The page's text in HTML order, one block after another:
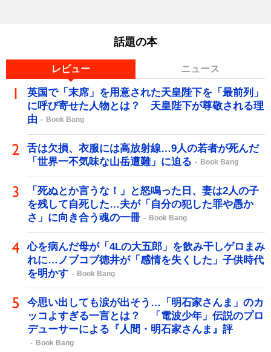
話題の本
レビュー ニュース
英国で「末席」を用意された天皇陛下を「最前列」
に呼び寄せた人物とは？ 天皇陛下が尊敬される理
由
Book Bang
舌は欠損、衣服には高放射線…9人の若者が死んだ
「世界一不気味な山岳遭難」に迫る
Book Bang
「死ぬとか言うな！」と怒鳴った日、妻は2人の子
を残して自死した…夫が「自分の犯した罪や愚か
さ」に向き合う魂の一冊
Book Bang
心を病んだ母が「4Lの大五郎」を飲み干しゲロまみ
れに…ノブコブ徳井が「感情を失くした」子供時代
を明かす
Book Bang
今思い出しても涙が出そう…「明石家さんま」のカ
ッコよすぎる一言とは？ 「電波少年」伝説のプロ
デューサーによる『人間・明石家さんま』評
Book Bang